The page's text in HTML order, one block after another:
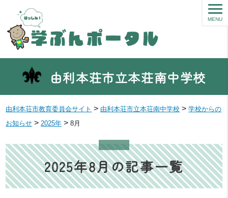
由利本荘市立本荘南中学校
MENU
由利本荘市教育委員会サイト > 由利本荘市立本荘南中学校 >学校からの
お知らせ > 2025年 >8月
2025年8月の記事一覧